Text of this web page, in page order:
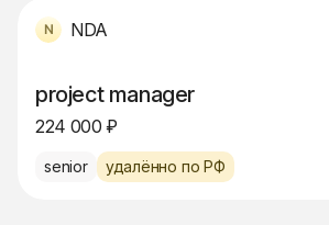
NDA
project manager
224 000 ₽
senior удалённо по РФ